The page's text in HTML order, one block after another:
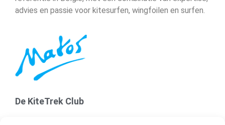
advies en passie voor kitesurfen, wingfoilen en surfen.
De KiteTrek Club